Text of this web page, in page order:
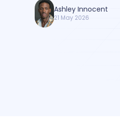
Ashley Innocent
21 May 2026